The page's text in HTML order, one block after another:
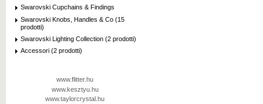
Swarovski Cupchains & Findings
Swarovski Knobs, Handles & Co (15
prodotti)
Swarovski Lighting Collection (2 prodotti)
Accessori (2 prodotti)
www.flitter.hu
www.kesztyu.hu
www.taylorcrystal.hu